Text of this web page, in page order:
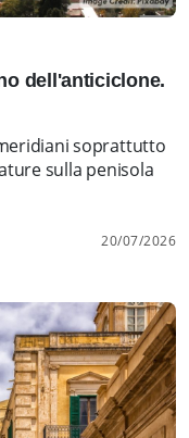
dell'anticiclone.
soprattutto
sulla penisola
20/07/2026